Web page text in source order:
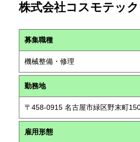
株式会社コスモテッ
募集職種
機械整備・修理
勤務地
〒458-0915 名古屋市緑区野末町
雇用形態